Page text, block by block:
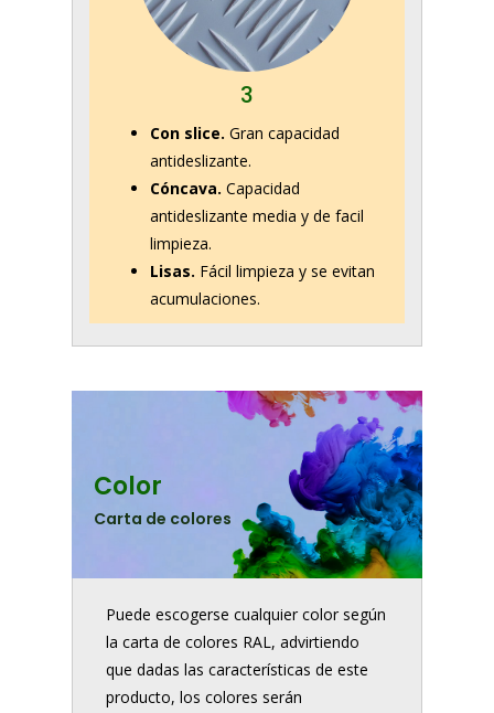
3
Con slice. Gran capacidad
antideslizante.
Cóncava. Capacidad
antideslizante media y de facil
limpieza.
Lisas. Fácil limpieza y se evitan
acumulaciones.
Color
Carta de colores
Puede escogerse cualquier color según
la carta de colores RAL, advirtiendo
que dadas las características de este
producto, los colores serán